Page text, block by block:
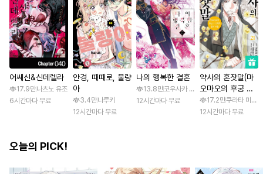
어쌔신&신데렐라
17.9만나츠노 유조
6시간마다 무료
안경, 때때로, 불량
아
3.4만나루키
12시간마다 무료
나의 행복한 결혼
13.8만코우사카 리토 / 아기토기 아쿠미
12시간마다 무료
약사의 혼잣말(마
오마오의 후궁 수
수께끼 풀이수첩)
17.2만쿠라타 미노
12시간마다 무료
오늘의 PICK!